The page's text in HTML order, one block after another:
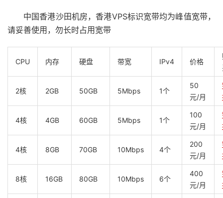
中国香港沙田机房，香港VPS标识宽带均为峰值宽带，
请妥善使用，勿长时占用宽带
CPU 内存 硬盘 带宽 IPv4 价格
2核 2GB 50GB 5Mbps 1个
50
元/月
4核 4GB 60GB 5Mbps 1个
100
元/月
4核 8GB 70GB 10Mbps 4个
200
元/月
8核 16GB 80GB 10Mbps 6个
400
元/月